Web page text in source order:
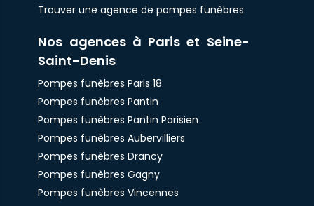
Trouver une agence de pompes funèbres
Nos agences à Paris et Seine-
Saint-Denis
Pompes funèbres Paris 18
Pompes funèbres Pantin
Pompes funèbres Pantin Parisien
Pompes funèbres Aubervilliers
Pompes funèbres Drancy
Pompes funèbres Gagny
Pompes funèbres Vincennes